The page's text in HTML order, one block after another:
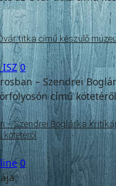
titka című készülő
0
– Szendrei Boglárka
kötetéről
0